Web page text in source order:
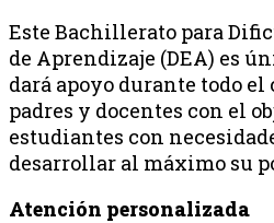
Este Bachillerato para
de Aprendizaje (DEA) es
dará apoyo durante todo
padres y docentes con el
estudiantes con
desarrollar al máximo su
Atención personalizada